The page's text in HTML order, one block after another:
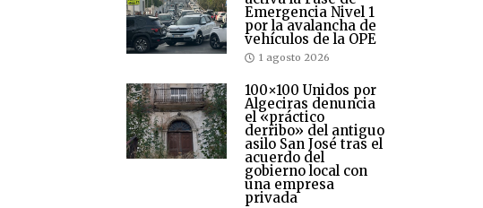
Emergencia Nivel 1
por la avalancha de
vehículos de la OPE
1 agosto 2026
100×100 Unidos por
Algeciras denuncia
el «práctico
derribo» del antiguo
asilo San José tras el
acuerdo del
gobierno local con
una empresa
privada